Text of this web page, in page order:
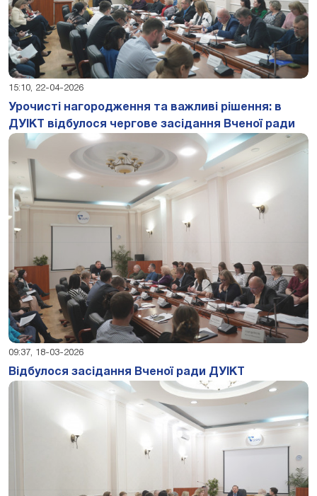
15:10, 22-04-2026
Урочисті нагородження та важливі рішення: в
ДУІКТ відбулося чергове засідання Вченої ради
09:37, 18-03-2026
Відбулося засідання Вченої ради ДУІКТ